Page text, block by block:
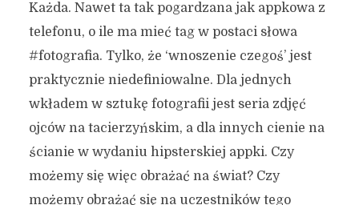
Każda. Nawet ta tak pogardzana jak appkowa z
telefonu, o ile ma mieć tag w postaci słowa
#fotografia. Tylko, że ‘wnoszenie czegoś’ jest
praktycznie niedefiniowalne. Dla jednych
wkładem w sztukę fotografii jest seria zdjęć
ojców na tacierzyńskim, a dla innych cienie na
ścianie w wydaniu hipsterskiej appki. Czy
możemy się więc obrażać na świat? Czy
możemy obrażać się na uczestników tego